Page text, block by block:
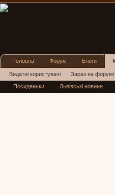
Головна Форум Блоги
Видатні користувачі Зараз на форумі
Нові повідомлення профілю
Посиденьки Львівські новини